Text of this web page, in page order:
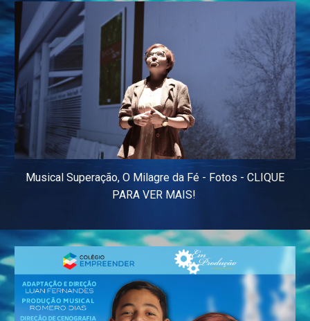
Musical Superação, O Milagre da Fé - Fotos - CLIQUE
PARA VER MAIS!